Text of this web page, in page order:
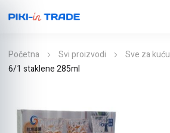
Početna Svi proizvodi Sve za kuću
6/1 staklene 285ml